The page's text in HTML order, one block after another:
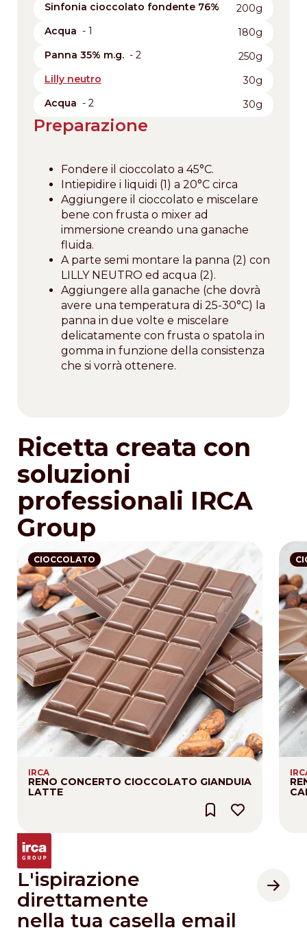
Sinfonia cioccolato fondente 76%
200g
Acqua - 1
180g
Panna 35% m.g. - 2
250g
Lilly neutro
30g
Acqua - 2 30g
Preparazione
Fondere il cioccolato a 45°C.
Intiepidire i liquidi (1) a 20°C circa
Aggiungere il cioccolato e miscelare
bene con frusta o mixer ad
immersione creando una ganache
fluida.
A parte semi montare la panna (2) con
LILLY NEUTRO ed acqua (2).
Aggiungere alla ganache (che dovrà
avere una temperatura di 25-30°C) la
panna in due volte e miscelare
delicatamente con frusta o spatola in
gomma in funzione della consistenza
che si vorrà ottenere.
Ricetta creata con
soluzioni
professionali IRCA
Group
CIOCCOLATO
IRCA
RENO CONCERTO CIOCCOLATO GIANDUIA
LATTE
L'ispirazione
direttamente
nella tua casella email